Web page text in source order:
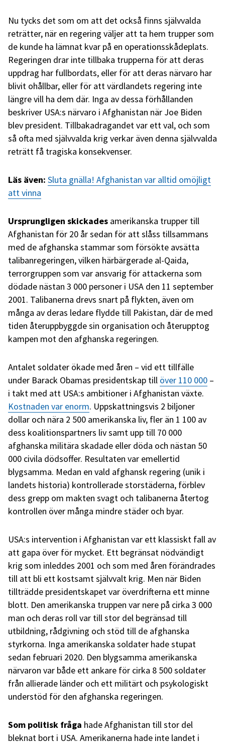
Nu tycks det som om att det också finns självvalda
reträtter, när en regering väljer att ta hem trupper som
de kunde ha lämnat kvar på en operationsskådeplats.
Regeringen drar inte tillbaka trupperna för att deras
uppdrag har fullbordats, eller för att deras närvaro har
blivit ohållbar, eller för att värdlandets regering inte
längre vill ha dem där. Inga av dessa förhållanden
beskriver USA:s närvaro i Afghanistan när Joe Biden
blev president. Tillbakadragandet var ett val, och som
så ofta med självvalda krig verkar även denna självvalda
reträtt få tragiska konsekvenser.
Läs även: Sluta gnälla! Afghanistan var alltid omöjligt
att vinna
Ursprungligen skickades amerikanska trupper till
Afghanistan för 20 år sedan för att slåss tillsammans
med de afghanska stammar som försökte avsätta
talibanregeringen, vilken härbärgerade al-Qaida,
terrorgruppen som var ansvarig för attackerna som
dödade nästan 3 000 personer i USA den 11 september
2001. Talibanerna drevs snart på flykten, även om
många av deras ledare flydde till Pakistan, där de med
tiden återuppbyggde sin organisation och återupptog
kampen mot den afghanska regeringen.
Antalet soldater ökade med åren – vid ett tillfälle
under Barack Obamas presidentskap till över 110 000 –
i takt med att USA:s ambitioner i Afghanistan växte.
Kostnaden var enorm. Uppskattningsvis 2 biljoner
dollar och nära 2 500 amerikanska liv, fler än 1 100 av
dess koalitionspartners liv samt upp till 70 000
afghanska militära skadade eller döda och nästan 50
000 civila dödsoffer. Resultaten var emellertid
blygsamma. Medan en vald afghansk regering (unik i
landets historia) kontrollerade storstäderna, förblev
dess grepp om makten svagt och talibanerna återtog
kontrollen över många mindre städer och byar.
USA:s intervention i Afghanistan var ett klassiskt fall av
att gapa över för mycket. Ett begränsat nödvändigt
krig som inleddes 2001 och som med åren förändrades
till att bli ett kostsamt självvalt krig. Men när Biden
tillträdde presidentskapet var överdrifterna ett minne
blott. Den amerikanska truppen var nere på cirka 3 000
man och deras roll var till stor del begränsad till
utbildning, rådgivning och stöd till de afghanska
styrkorna. Inga amerikanska soldater hade stupat
sedan februari 2020. Den blygsamma amerikanska
närvaron var både ett ankare för cirka 8 500 soldater
från allierade länder och ett militärt och psykologiskt
understöd för den afghanska regeringen.
Som politisk fråga hade Afghanistan till stor del
bleknat bort i USA. Amerikanerna hade inte landet i